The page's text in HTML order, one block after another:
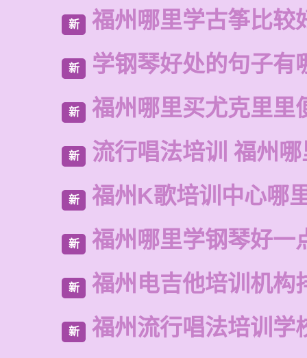
新 福州哪里学古筝比较
新 学钢琴好处的句子有
新 福州哪里买尤克里里
新 流行唱法培训 福州
新 福州K歌培训中心哪
新 福州哪里学钢琴好一
新 福州电吉他培训机构
新 福州流行唱法培训学